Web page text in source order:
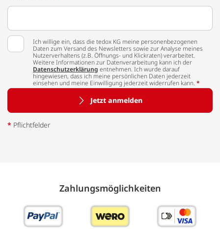
Ich willige ein, dass die tedox KG meine personenbezogenen
Daten zum Versand des Newsletters sowie zur Analyse meines
Nutzerverhaltens (z.B. Öffnungs- und Klickraten) verarbeitet.
Weitere Informationen zur Datenverarbeitung kann ich der
Datenschutzerklärung entnehmen. Ich wurde darauf
hingewiesen, dass ich meine persönlichen Daten jederzeit
einsehen und meine Einwilligung jederzeit widerrufen kann. *
Jetzt anmelden
* Pflichtfelder
Zahlungs­möglich­keiten